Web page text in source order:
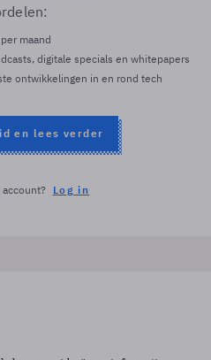
maand
digitale specials en whitepapers
ontwikkelingen in en rond tech
en lees verder
Log in